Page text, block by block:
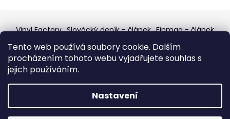
Tento web používá soubory cookie. Dalším
procházením tohoto webu vyjadřujete souhlas s
jejich používáním.
Nastavení
Z
á Vinyl Factory Slovácký deník - článek Finmag - článek
Discogs Profile Facebook výběr z hroznů
Top prodejce mincí Aukro
Vytvořil Shoptet
Copyright 2026W Records - osvědčený prodejce